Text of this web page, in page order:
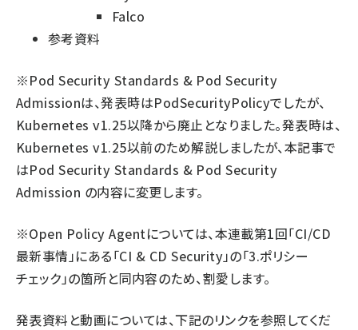
Falco
参考資料
※Pod Security Standards & Pod Security
Admissionは、発表時はPodSecurityPolicyでしたが、
Kubernetes v1.25以降から廃止となりました。発表時は、
Kubernetes v1.25以前のため解説しましたが、本記事で
はPod Security Standards & Pod Security
Admission の内容に変更します。
※Open Policy Agentについては、本連載第1回「CI/CD
最新事情」にある「CI & CD Security」の「3.ポリシー
チェック」の箇所と同内容のため、割愛します。
発表資料と動画については、下記のリンクを参照してくだ